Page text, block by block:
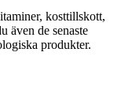
kosttillskott,
även de senaste
produkter.